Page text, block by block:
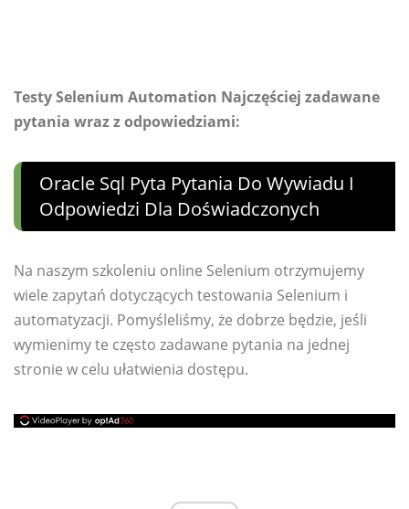
Testy Selenium Automation Najczęściej zadawane
pytania wraz z odpowiedziami:
Oracle Sql Pyta Pytania Do Wywiadu I
Odpowiedzi Dla Doświadczonych
Na naszym szkoleniu online Selenium otrzymujemy
wiele zapytań dotyczących testowania Selenium i
automatyzacji. Pomyśleliśmy, że dobrze będzie, jeśli
wymienimy te często zadawane pytania na jednej
stronie w celu ułatwienia dostępu.